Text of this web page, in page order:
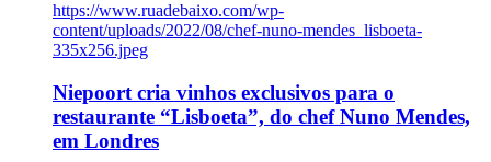
https://www.ruadebaixo.com/wp-
content/uploads/2022/08/chef-nuno-mendes_lisboeta-
335x256.jpeg
Niepoort cria vinhos exclusivos para o
restaurante “Lisboeta”, do chef Nuno Mendes,
em Londres